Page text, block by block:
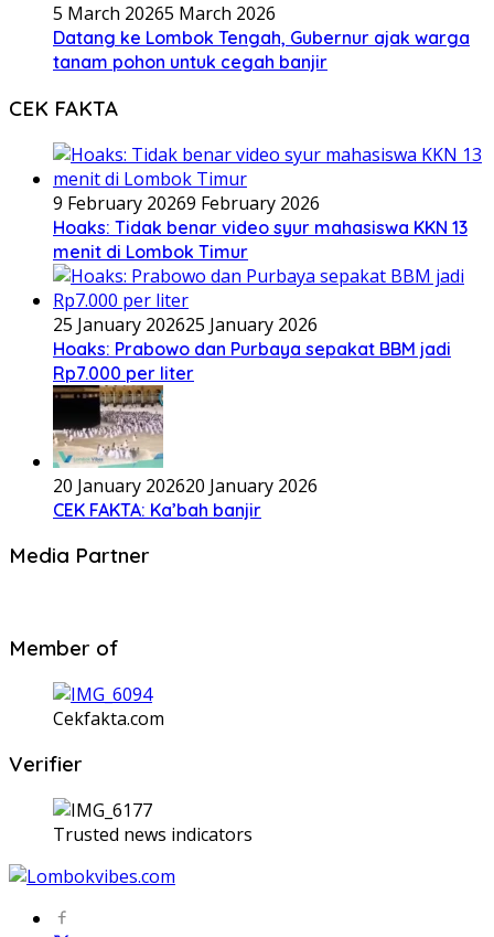
5 March 20265 March 2026
Datang ke Lombok Tengah, Gubernur ajak warga
tanam pohon untuk cegah banjir
CEK FAKTA
9 February 20269 February 2026
Hoaks: Tidak benar video syur mahasiswa KKN 13
menit di Lombok Timur
25 January 202625 January 2026
Hoaks: Prabowo dan Purbaya sepakat BBM jadi
Rp7.000 per liter
20 January 202620 January 2026
CEK FAKTA: Ka’bah banjir
Media Partner
Member of
Cekfakta.com
Verifier
Trusted news indicators